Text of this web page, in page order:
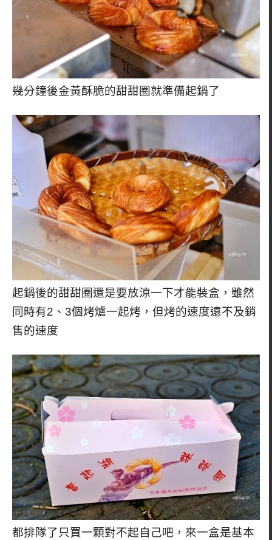
幾分鐘後金黃酥脆的甜甜圈就準備起鍋了
起鍋後的甜甜圈還是要放涼一下才能裝盒，雖然
同時有2、3個烤爐一起烤，但烤的速度遠不及銷
售的速度
都排隊了只買一顆對不起自己吧，來一盒是基本